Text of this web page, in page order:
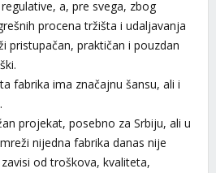
a, pre svega, zbog
procena tržišta i udaljavanja
pristupačan, praktičan i pouzdan
fabrika ima značajnu šansu, ali i
projekat, posebno za Srbiju, ali u
nijedna fabrika danas nije
od troškova, kvaliteta,